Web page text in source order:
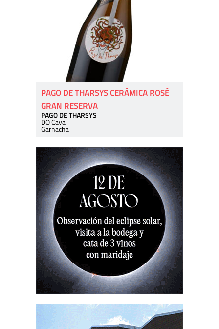
PAGO DE THARSYS CERÁMICA ROSÉ
GRAN RESERVA
PAGO DE THARSYS
DO Cava
Garnacha